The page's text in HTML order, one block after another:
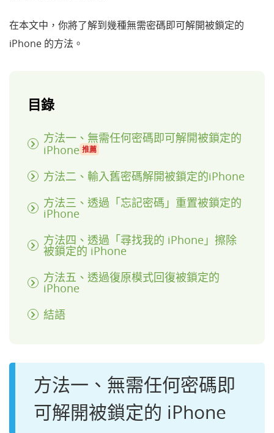
在本文中，你將了解到幾種無需密碼即可解開被鎖定的
iPhone 的方法。
目錄
方法一、無需任何密碼即可解開被鎖定的
iPhone 推薦
方法二、輸入舊密碼解開被鎖定的iPhone
方法三、透過「忘記密碼」重置被鎖定的
iPhone
方法四、透過「尋找我的 iPhone」擦除
被鎖定的 iPhone
方法五、透過復原模式回復被鎖定的
iPhone
結語
方法一、無需任何密碼即
可解開被鎖定的 iPhone